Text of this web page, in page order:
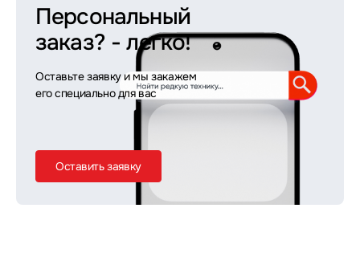
Персональный
заказ? - легко!
Оставьте заявку и мы закажем
его специально для вас
Оставить заявку